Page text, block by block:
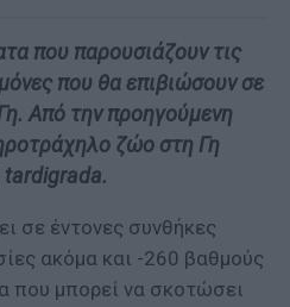
που παρουσιάζουν τις
που θα επιβιώσουν σε
Από την προηγούμενη
ζώο στη Γη
tardigrada.
σε έντονες συνθήκες
ακόμα και -260 βαθμούς
που μπορεί να σκοτώσει